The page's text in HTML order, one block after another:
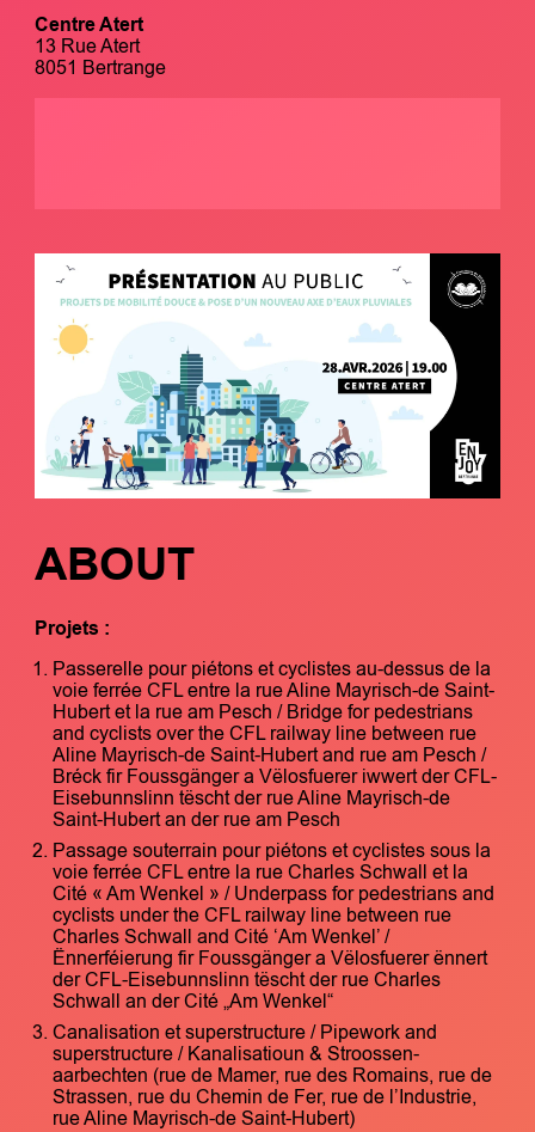
Centre Atert
13 Rue Atert
8051 Bertrange
ABOUT
Projets :
Passerelle pour piétons et cyclistes au-dessus de la
voie ferrée CFL entre la rue Aline Mayrisch-de Saint-
Hubert et la rue am Pesch / Bridge for pedestrians
and cyclists over the CFL railway line between rue
Aline Mayrisch-de Saint-Hubert and rue am Pesch /
Bréck fir Foussgänger a Vëlosfuerer iwwert der CFL-
Eisebunnslinn tëscht der rue Aline Mayrisch-de
Saint-Hubert an der rue am Pesch
Passage souterrain pour piétons et cyclistes sous la
voie ferrée CFL entre la rue Charles Schwall et la
Cité « Am Wenkel » / Underpass for pedestrians and
cyclists under the CFL railway line between rue
Charles Schwall and Cité ‘Am Wenkel’ /
Ënnerféierung fir Foussgänger a Vëlosfuerer ënnert
der CFL-Eisebunnslinn tëscht der rue Charles
Schwall an der Cité „Am Wenkel“
Canalisation et superstructure / Pipework and
superstructure / Kanalisatioun & Stroossen-
aarbechten (rue de Mamer, rue des Romains, rue de
Strassen, rue du Chemin de Fer, rue de l’Industrie,
rue Aline Mayrisch-de Saint-Hubert)